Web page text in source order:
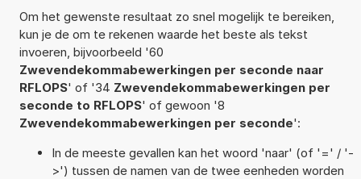
Om het gewenste resultaat zo snel mogelijk te bereiken,
kun je de om te rekenen waarde het beste als tekst
invoeren, bijvoorbeeld '60
Zwevendekommabewerkingen per seconde naar
RFLOPS' of '34 Zwevendekommabewerkingen per
seconde to RFLOPS' of gewoon '8
Zwevendekommabewerkingen per seconde':
In de meeste gevallen kan het woord 'naar' (of '=' / '-
>') tussen de namen van de twee eenheden worden